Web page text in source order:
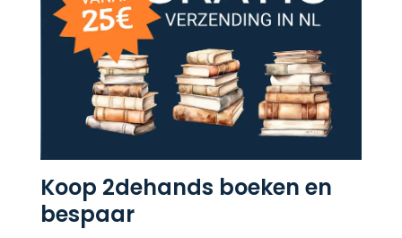
Koop 2dehands boeken en
bespaar